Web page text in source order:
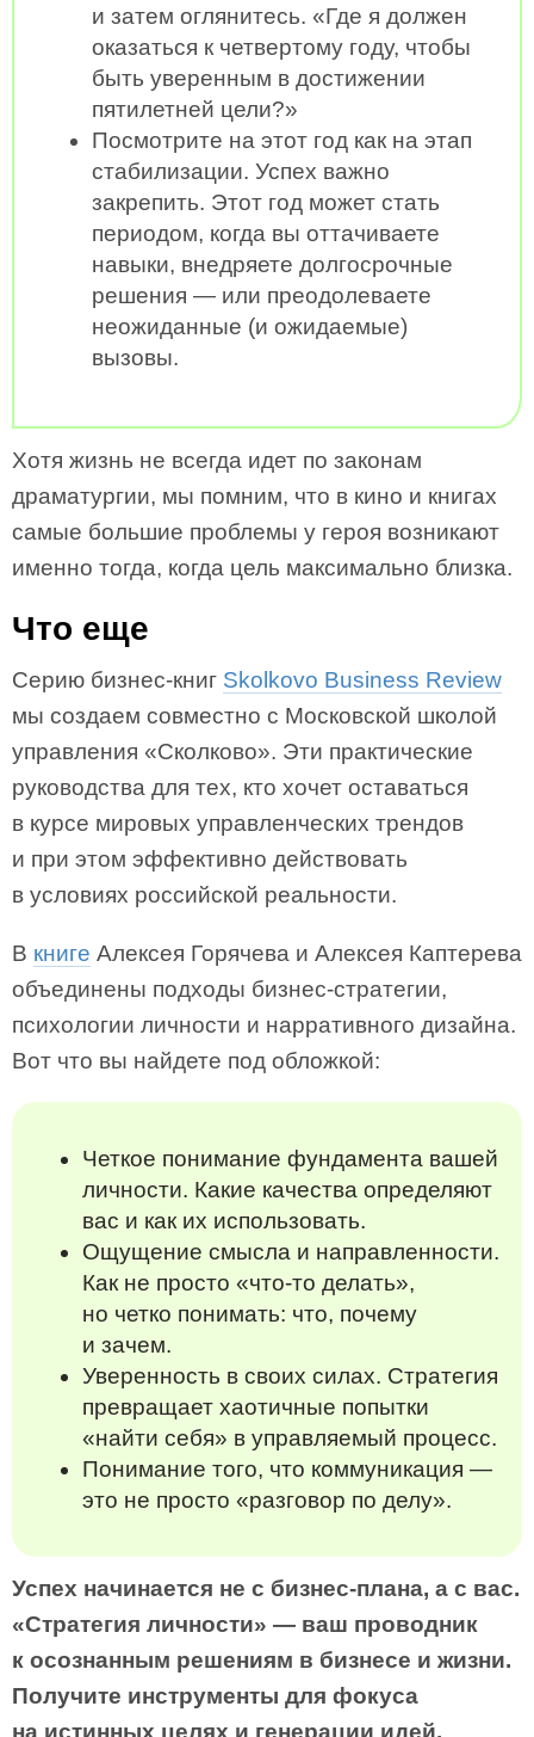
и затем оглянитесь. «Где я должен
оказаться к четвертому году, чтобы
быть уверенным в достижении
пятилетней цели?»
Посмотрите на этот год как на этап
стабилизации. Успех важно
закрепить. Этот год может стать
периодом, когда вы оттачиваете
навыки, внедряете долгосрочные
решения — или преодолеваете
неожиданные (и ожидаемые)
вызовы.
Хотя жизнь не всегда идет по законам
драматургии, мы помним, что в кино и книгах
самые большие проблемы у героя возникают
именно тогда, когда цель максимально близка.
Что еще
Серию бизнес-книг Skolkovo Business Review
мы создаем совместно с Московской школой
управления «Сколково». Эти практические
руководства для тех, кто хочет оставаться
в курсе мировых управленческих трендов
и при этом эффективно действовать
в условиях российской реальности.
В книге Алексея Горячева и Алексея Каптерева
объединены подходы бизнес-стратегии,
психологии личности и нарративного дизайна.
Вот что вы найдете под обложкой:
Четкое понимание фундамента вашей
личности. Какие качества определяют
вас и как их использовать.
Ощущение смысла и направленности.
Как не просто «что-то делать»,
но четко понимать: что, почему
и зачем.
Уверенность в своих силах. Стратегия
превращает хаотичные попытки
«найти себя» в управляемый процесс.
Понимание того, что коммуникация —
это не просто «разговор по делу».
Успех начинается не с бизнес-плана, а с вас.
«Стратегия личности» — ваш проводник
к осознанным решениям в бизнесе и жизни.
Получите инструменты для фокуса
на истинных целях и генерации идей.